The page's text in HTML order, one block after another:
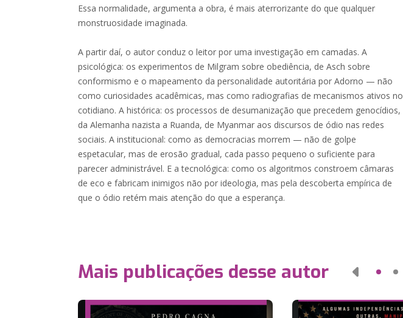
Essa normalidade, argumenta a obra, é mais aterrorizante do que qualquer
monstruosidade imaginada.
A partir daí, o autor conduz o leitor por uma investigação em camadas. A
psicológica: os experimentos de Milgram sobre obediência, de Asch sobre
conformismo e o mapeamento da personalidade autoritária por Adorno — não
como curiosidades acadêmicas, mas como radiografias de mecanismos ativos no
cotidiano. A histórica: os processos de desumanização que precedem genocídios,
da Alemanha nazista a Ruanda, de Myanmar aos discursos de ódio nas redes
sociais. A institucional: como as democracias morrem — não de golpe
espetacular, mas de erosão gradual, cada passo pequeno o suficiente para
parecer administrável. E a tecnológica: como os algoritmos constroem câmaras
de eco e fabricam inimigos não por ideologia, mas pela descoberta empírica de
que o ódio retém mais atenção do que a esperança.
Mais publicações desse autor